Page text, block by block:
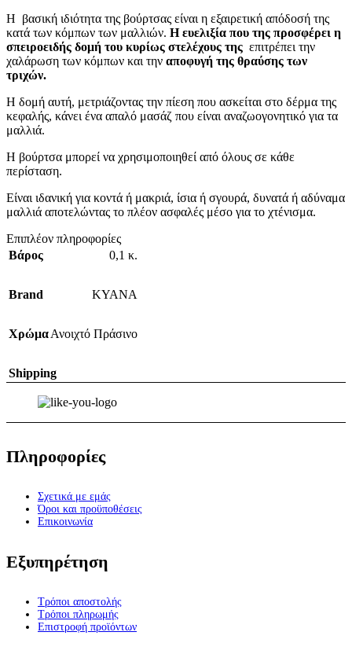
Η βασική ιδιότητα της βούρτσας είναι η εξαιρετική απόδοσή της
κατά των κόμπων των μαλλιών. Η ευελιξία που της προσφέρει η
σπειροειδής δομή του κυρίως στελέχους της επιτρέπει την
χαλάρωση των κόμπων και την αποφυγή της θραύσης των
τριχών.
Η δομή αυτή, μετριάζοντας την πίεση που ασκείται στο δέρμα της
κεφαλής, κάνει ένα απαλό μασάζ που είναι αναζωογονητικό για τα
μαλλιά.
Η βούρτσα μπορεί να χρησιμοποιηθεί από όλους σε κάθε
περίσταση.
Είναι ιδανική για κοντά ή μακριά, ίσια ή σγουρά, δυνατά ή αδύναμα
μαλλιά αποτελώντας το πλέον ασφαλές μέσο για το χτένισμα.
Επιπλέον πληροφορίες
Βάρος
0,1 κ.
Brand KYANA
ΧρώμαΑνοιχτό Πράσινο
Shipping
Πληροφορίες
Σχετικά με εμάς
Όροι και προϋποθέσεις
Επικοινωνία
Εξυπηρέτηση
Τρόποι αποστολής
Τρόποι πληρωμής
Επιστροφή προϊόντων